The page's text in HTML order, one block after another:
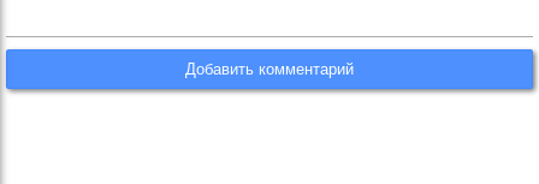
Добавить комментарий